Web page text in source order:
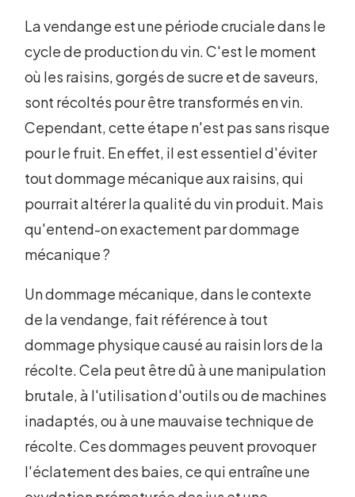
La vendange est une période cruciale dans le
cycle de production du vin. C'est le moment
où les raisins, gorgés de sucre et de saveurs,
sont récoltés pour être transformés en vin.
Cependant, cette étape n'est pas sans risque
pour le fruit. En effet, il est essentiel d'éviter
tout dommage mécanique aux raisins, qui
pourrait altérer la qualité du vin produit. Mais
qu'entend-on exactement par dommage
mécanique ?
Un dommage mécanique, dans le contexte
de la vendange, fait référence à tout
dommage physique causé au raisin lors de la
récolte. Cela peut être dû à une manipulation
brutale, à l'utilisation d'outils ou de machines
inadaptés, ou à une mauvaise technique de
récolte. Ces dommages peuvent provoquer
l'éclatement des baies, ce qui entraîne une